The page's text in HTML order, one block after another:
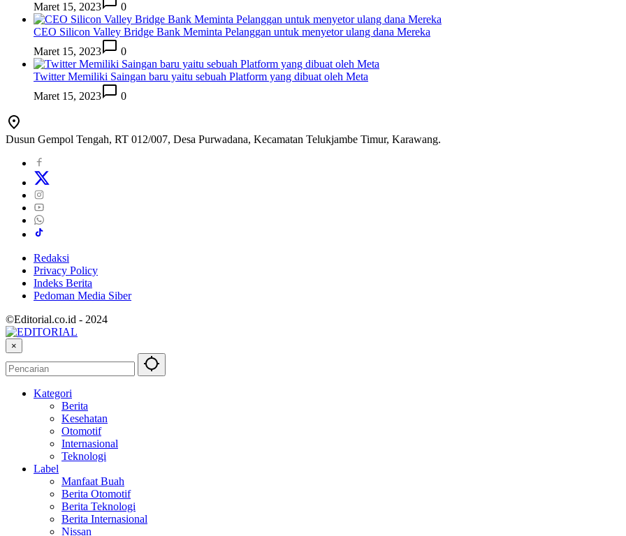
Maret 15, 2023
0
CEO Silicon Valley Bridge Bank Meminta Pelanggan untuk menyetor ulang dana Mereka
Maret 15, 2023
0
Twitter Memiliki Saingan baru yaitu sebuah Platform yang dibuat oleh Meta
Maret 15, 2023
0
Dusun Gempol Tengah, RT 012/007, Desa Purwadana, Kecamatan Telukjambe Timur, Karawang.
Redaksi
Privacy Policy
Indeks Berita
Pedoman Media Siber
©Editorial.co.id - 2024
×
Kategori
Berita
Kesehatan
Otomotif
Internasional
Teknologi
Label
Manfaat Buah
Berita Otomotif
Berita Teknologi
Berita Internasional
Nissan